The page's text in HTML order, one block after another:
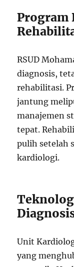
Program
RSUD
diagnosis,
rehabilitasi.
jantung
manajemen
tepat.
pulih setelah
kardiologi.
Unit
yang